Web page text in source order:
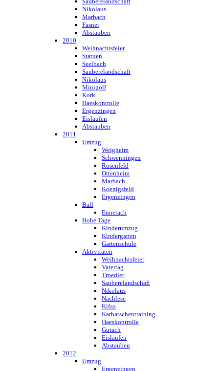
Nikolaus
Marbach
Fasnet
Abstauben
2010
Weihnachtsfeier
Statuen
Seelbach
Sauberelandschaft
Nikolaus
Minigolf
Kork
Haeskontrolle
Ergenzingen
Eislaufen
Abstauben
2011
Umzug
Weigheim
Schwenningen
Rosenfeld
Ottenheim
Marbach
Koenigsfeld
Ergenzingen
Ball
Ennetach
Hohe Tage
Kinderumzug
Kindergarten
Gartenschule
Aktivitäten
Weihnachtsfeier
Vatertag
Troedler
Sauberelandschaft
Nikolaus
Nachlese
Kifaz
Karbatschentraining
Haeskontrolle
Gutach
Eislaufen
Abstauben
2012
Umzug
Ergenzingen